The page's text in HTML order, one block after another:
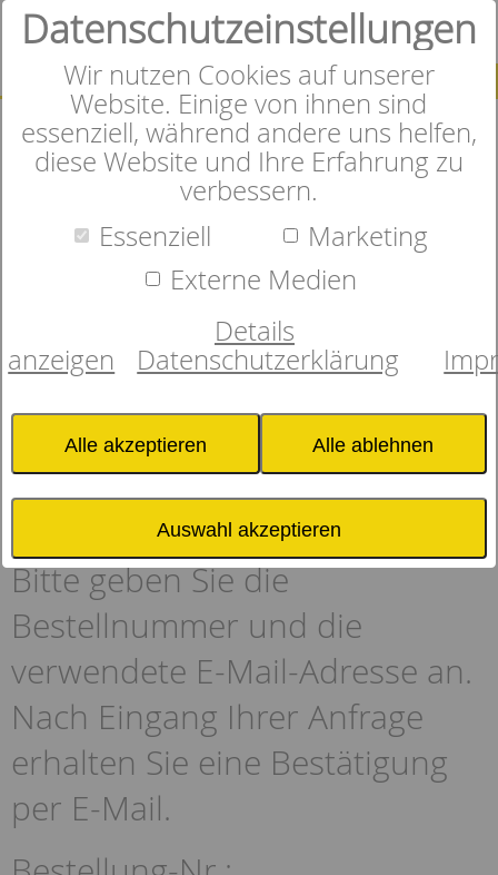
SUCHE
0
Datenschutzeinstellungen
Wir nutzen Cookies auf unserer
Website. Einige von ihnen sind
essenziell, während andere uns helfen,
diese Website und Ihre Erfahrung zu
verbessern.
Essenziell
Marketing
Externe Medien
Details
anzeigen
Datenschutzerklärung
Alle akzeptieren Alle ablehnen
Auswahl akzeptieren
Formular zum
Widerruf Ihres
gesetzlichen Widerrufsrechts
können Sie dieses Formular
verwenden.
Bitte geben Sie die
Bestellnummer und die
verwendete E-Mail-Adresse an.
Nach Eingang Ihrer Anfrage
erhalten Sie eine Bestätigung
per E-Mail.